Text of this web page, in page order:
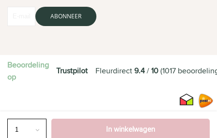
ABONNEER
Beoordeling
op
Trustpilot Fleurdirect9.4/10(1017
In winkelwagen